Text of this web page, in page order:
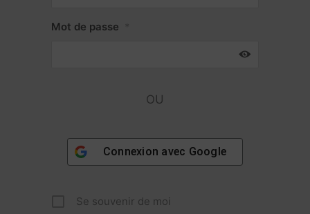
Mot de passe
OU
Connexion avec Google
Se souvenir de moi